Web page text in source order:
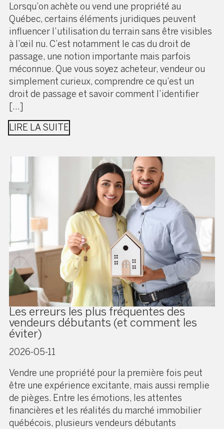
Lorsqu’on achète ou vend une propriété au
Québec, certains éléments juridiques peuvent
influencer l’utilisation du terrain sans être visibles
à l’œil nu. C’est notamment le cas du droit de
passage, une notion importante mais parfois
méconnue. Que vous soyez acheteur, vendeur ou
simplement curieux, comprendre ce qu’est un
droit de passage et savoir comment l’identifier
[…]
LIRE LA SUITE
Les erreurs les plus fréquentes des
vendeurs débutants (et comment les
éviter)
2026-05-11
Vendre une propriété pour la première fois peut
être une expérience excitante, mais aussi remplie
de pièges. Entre les émotions, les attentes
financières et les réalités du marché immobilier
québécois, plusieurs vendeurs débutants